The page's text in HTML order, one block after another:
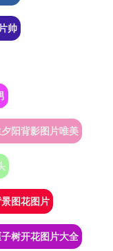
帅
阳背影图片唯美
图花图片
树开花图片大全